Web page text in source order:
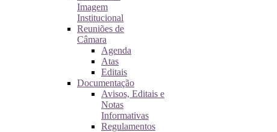
Imagem
Institucional
Reuniões de
Câmara
Agenda
Atas
Editais
Documentação
Avisos, Editais e
Notas
Informativas
Regulamentos